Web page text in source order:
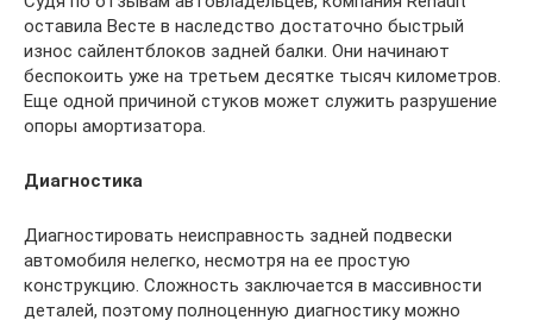
оставила Весте в наследство достаточно быстрый
износ сайлентблоков задней балки. Они начинают
беспокоить уже на третьем десятке тысяч километров.
Еще одной причиной стуков может служить разрушение
опоры амортизатора.
Диагностика
Диагностировать неисправность задней подвески
автомобиля нелегко, несмотря на ее простую
конструкцию. Сложность заключается в массивности
деталей, поэтому полноценную диагностику можно